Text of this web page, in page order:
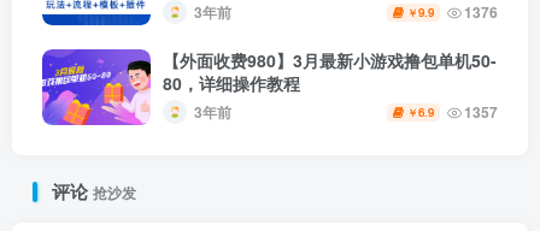
3年前 ￥9.9 1376
【外面收费980】3月最新小游戏撸包单机50-
80，详细操作教程
3年前 ￥6.9 1357
评论抢沙发